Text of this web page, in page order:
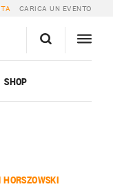
STEFANO
CARICA UN EVENTO
SHOP